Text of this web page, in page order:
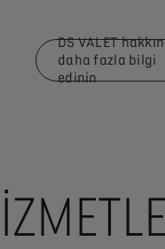
DS VALET
daha fazla bilgi
edinin